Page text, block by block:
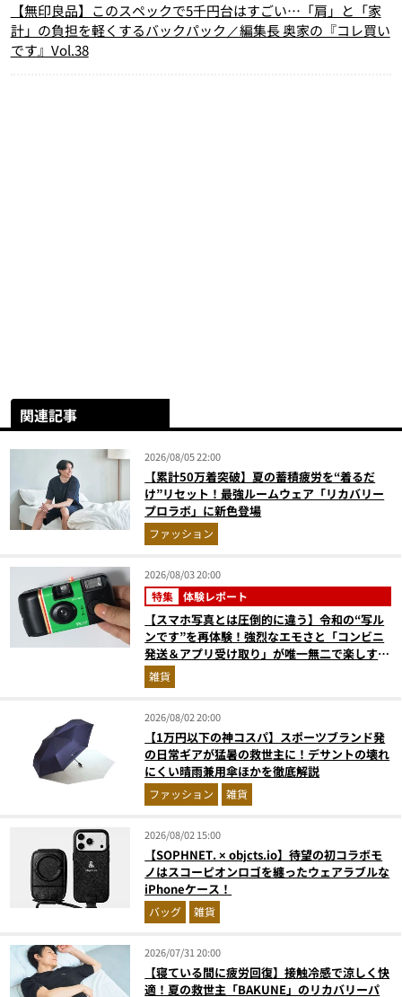
【無印良品】このスペックで5千円台はすごい…「肩」と「家
計」の負担を軽くするバックパック／編集長 奥家の『コレ買い
です』Vol.38
関連記事
2026/08/05 22:00
【累計50万着突破】夏の蓄積疲労を“着るだ
け”リセット！最強ルームウェア「リカバリー
プロラボ」に新色登場
ファッション
2026/08/03 20:00
特集 体験レポート
【スマホ写真とは圧倒的に違う】令和の“写ル
ンです”を再体験！強烈なエモさと「コンビニ
発送＆アプリ受け取り」が唯一無二で楽しすぎ
た雑貨
2026/08/02 20:00
【1万円以下の神コスパ】スポーツブランド発
の日常ギアが猛暑の救世主に！デサントの壊れ
にくい晴雨兼用傘ほかを徹底解説
ファッション 雑貨
2026/08/02 15:00
【SOPHNET. × objcts.io】待望の初コラボモ
ノはスコーピオンロゴを纏ったウェアラブルな
iPhoneケース！
バッグ 雑貨
2026/07/31 20:00
【寝ている間に疲労回復】接触冷感で涼しく快
適！夏の救世主「BAKUNE」のリカバリーパ